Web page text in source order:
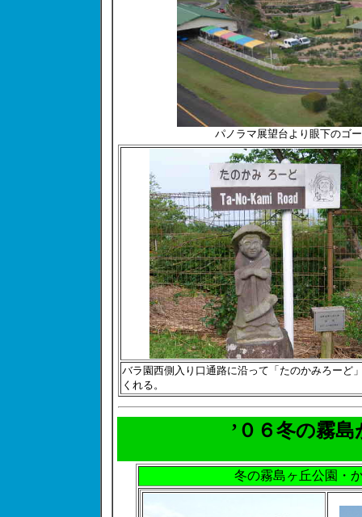
パノラマ展望台より眼下のゴ
バラ園西側入り口通路に沿って「たのかみろーど
くれる。
’０６冬の霧
冬の霧島ヶ丘公園・